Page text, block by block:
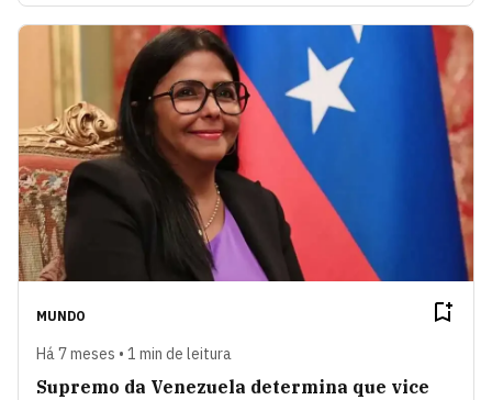
MUNDO
Há 7 meses • 1 min de leitura
Supremo da Venezuela determina que vice